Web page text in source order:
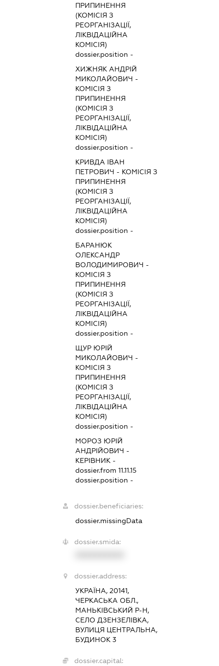
ПРИПИНЕННЯ
(КОМІСІЯ З
РЕОРГАНІЗАЦІЇ,
ЛІКВІДАЦІЙНА
КОМІСІЯ)
dossier.position -
ХИЖНЯК АНДРІЙ
МИКОЛАЙОВИЧ -
КОМІСІЯ З
ПРИПИНЕННЯ
(КОМІСІЯ З
РЕОРГАНІЗАЦІЇ,
ЛІКВІДАЦІЙНА
КОМІСІЯ)
dossier.position -
КРИВДА ІВАН
ПЕТРОВИЧ - КОМІСІЯ З
ПРИПИНЕННЯ
(КОМІСІЯ З
РЕОРГАНІЗАЦІЇ,
ЛІКВІДАЦІЙНА
КОМІСІЯ)
dossier.position -
БАРАНЮК
ОЛЕКСАНДР
ВОЛОДИМИРОВИЧ -
КОМІСІЯ З
ПРИПИНЕННЯ
(КОМІСІЯ З
РЕОРГАНІЗАЦІЇ,
ЛІКВІДАЦІЙНА
КОМІСІЯ)
dossier.position -
ЩУР ЮРІЙ
МИКОЛАЙОВИЧ -
КОМІСІЯ З
ПРИПИНЕННЯ
(КОМІСІЯ З
РЕОРГАНІЗАЦІЇ,
ЛІКВІДАЦІЙНА
КОМІСІЯ)
dossier.position -
МОРОЗ ЮРІЙ
АНДРІЙОВИЧ -
КЕРІВНИК -
dossier.from 11.11.15
dossier.position -
dossier.beneficiaries:
dossier.missingData
dossier.smida:
dossier.address:
УКРАЇНА, 20141,
ЧЕРКАСЬКА ОБЛ.,
МАНЬКІВСЬКИЙ Р-Н,
СЕЛО ДЗЕНЗЕЛІВКА,
ВУЛИЦЯ ЦЕНТРАЛЬНА,
БУДИНОК 3
dossier.capital: